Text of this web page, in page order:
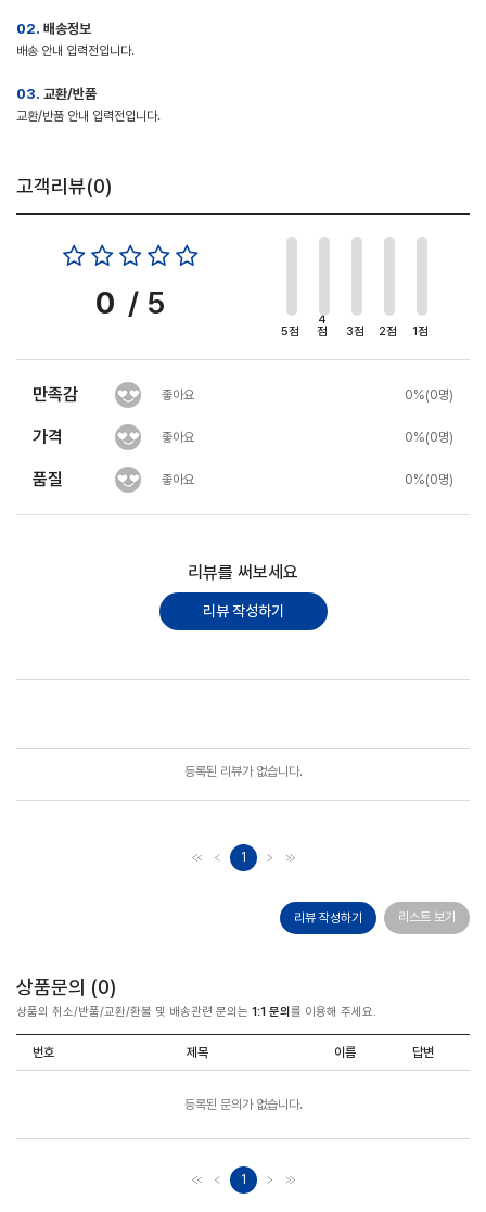
02. 배송정보
배송 안내 입력전입니다.
03. 교환/반품
교환/반품 안내 입력전입니다.
고객리뷰(0)
0 / 5
5점
4
점
3점 2점 1점
만족감 좋아요 0%(0명)
가격 좋아요 0%(0명)
품질 좋아요 0%(0명)
리뷰를 써보세요
리뷰 작성하기
등록된 리뷰가 없습니다.
1
리뷰 작성하기 리스트 보기
상품문의 (0)
상품의 취소/반품/교환/환불 및 배송관련 문의는 1:1 문의를 이용해 주세요.
번호 제목 이름 답변
등록된 문의가 없습니다.
1